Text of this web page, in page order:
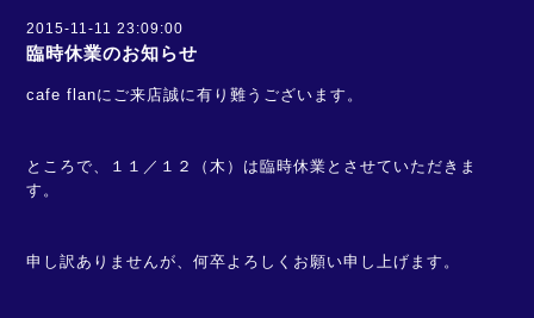
2015-11-11 23:09:00
臨時休業のお知らせ
cafe flanにご来店誠に有り難うございます。
ところで、１１／１２（木）は臨時休業とさせていただきま
す。
申し訳ありませんが、何卒よろしくお願い申し上げます。